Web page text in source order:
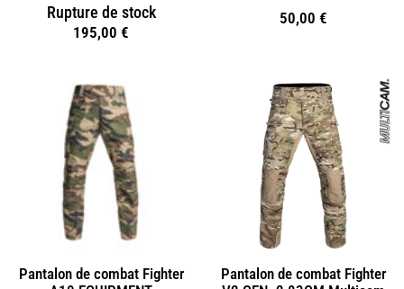
Rupture de stock
195,00 €
50,00 €
Pantalon de combat Fighter
Pantalon de combat Fighter